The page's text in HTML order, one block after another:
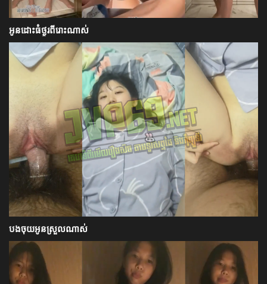
អូនដោះធំថ្ងូរពីរោះណាស់
បងចុយអូនស្រួលណាស់